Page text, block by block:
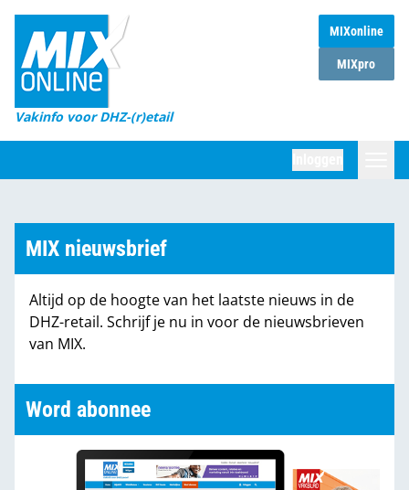
MIXonline
MIXpro
Vakinfo voor DHZ-(r)etail
Home
Magazines
DHZ Sessie
Marktcijfers
Partners
MIX nieuwsbrief
Altijd op de hoogte van het laatste nieuws in de
DHZ-retail. Schrijf je nu in voor de nieuwsbrieven
van MIX.
Word abonnee